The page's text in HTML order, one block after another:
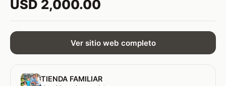
USD 2,000.00
Ver sitio web completo
TIENDA FAMILIAR